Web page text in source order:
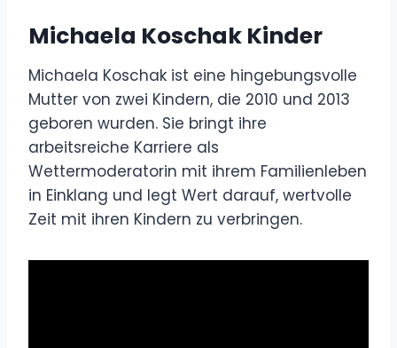
Michaela Koschak Kinder
Michaela Koschak ist eine hingebungsvolle
Mutter von zwei Kindern, die 2010 und 2013
geboren wurden. Sie bringt ihre
arbeitsreiche Karriere als
Wettermoderatorin mit ihrem Familienleben
in Einklang und legt Wert darauf, wertvolle
Zeit mit ihren Kindern zu verbringen.